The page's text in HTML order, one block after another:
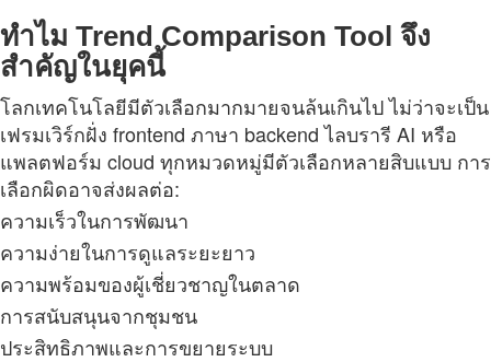
ทำไม Trend Comparison Tool จึง
สำคัญในยุคนี้
โลกเทคโนโลยีมีตัวเลือกมากมายจนล้นเกินไป ไม่ว่าจะเป็น
เฟรมเวิร์กฝั่ง frontend ภาษา backend ไลบรารี AI หรือ
แพลตฟอร์ม cloud ทุกหมวดหมู่มีตัวเลือกหลายสิบแบบ การ
เลือกผิดอาจส่งผลต่อ:
ความเร็วในการพัฒนา
ความง่ายในการดูแลระยะยาว
ความพร้อมของผู้เชี่ยวชาญในตลาด
การสนับสนุนจากชุมชน
ประสิทธิภาพและการขยายระบบ